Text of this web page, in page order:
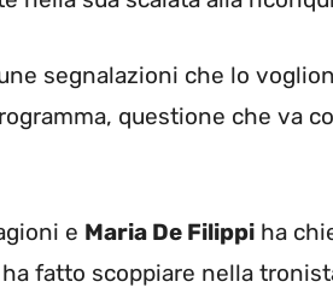
segnalazioni che lo
questione che va
e Maria De Filippi ha
fatto scoppiare nella